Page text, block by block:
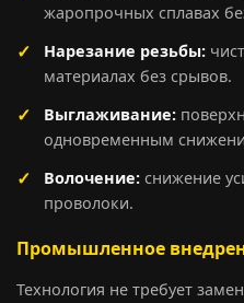
жаропрочных сплавах
Нарезание резьбы:
материалах без срывов.
Выглаживание:
одновременным
Волочение: снижение
проволоки.
Промышленное
Технология не требует